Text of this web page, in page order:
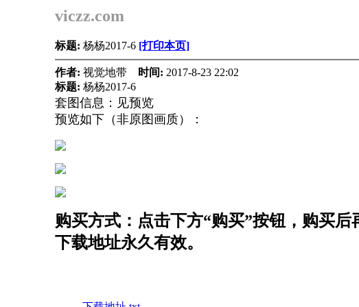
viczz.com
标题: 杨杨2017-6 [打印本页]
作者: 视觉地带 时间: 2017-8-23 22:02
标题: 杨杨2017-6
套图信息：见预览
预览如下（非原图画质）：
购买方式：点击下方“购买”按钮，购买后
下载地址永久有效。